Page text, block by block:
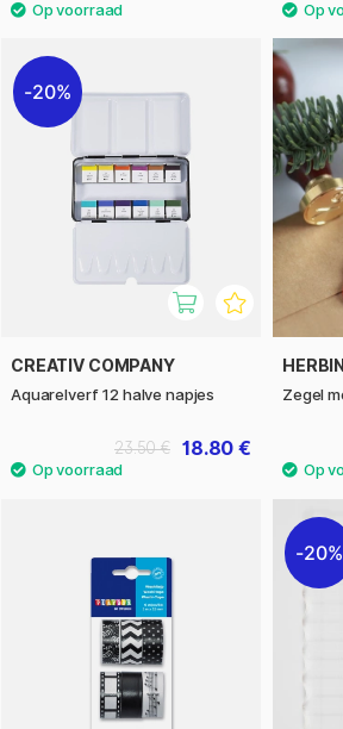
20%
CREATIV COMPANY
Aquarelverf 12 halve napjes
18.80 €
23.50 €
Zegel
20%